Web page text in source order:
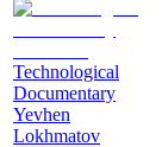
Technological
Documentary
Yevhen
Lokhmatov